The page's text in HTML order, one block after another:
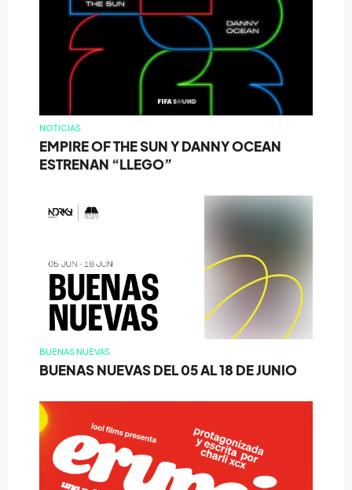
NOTICIAS
EMPIRE OF THE SUN Y DANNY OCEAN
ESTRENAN “LLEGO”
BUENAS NUEVAS
BUENAS NUEVAS DEL 05 AL 18 DE JUNIO